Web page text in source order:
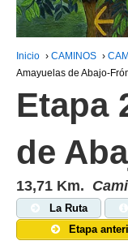
Inicio › CAMINOS ›
Amayuelas de Abajo-
Etapa
de
13,71 Km.
La Ruta
Etapa